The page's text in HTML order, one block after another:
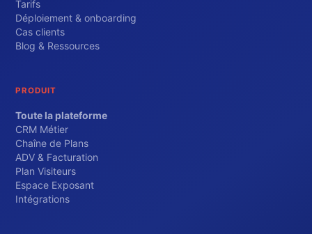
Tarifs
Déploiement & onboarding
Cas clients
Blog & Ressources
PRODUIT
Toute la plateforme
CRM Métier
Chaîne de Plans
ADV & Facturation
Plan Visiteurs
Espace Exposant
Intégrations